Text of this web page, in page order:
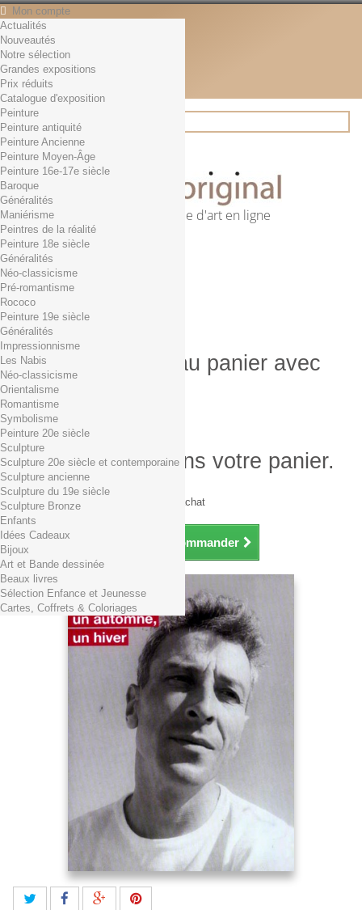
Mon compte
Contact
Français
English
Français
Actualités
Rechercher
Première librairie d'art en ligne
Panier (vide)
Aucun produit
0,01€ dès 29€ d'achat
0,00 € Total
Commander
Produit ajouté au panier avec
succès
Quantité
Total
Il y a 1 produit dans votre panier.
Total produits TTC
Frais de port TTC
0,01€ dès 29€ d'achat
Total TTC
Continuer mes achats Commander
Actualités
Nouveautés
Notre sélection
Grandes expositions
Prix réduits
Catalogue d'exposition
Peinture
Peinture antiquité
Peinture Ancienne
Peinture Moyen-Âge
Peinture 16e-17e siècle
Baroque
Généralités
Maniérisme
Peintres de la réalité
Peinture 18e siècle
Généralités
Néo-classicisme
Pré-romantisme
Rococo
Peinture 19e siècle
Généralités
Impressionnisme
Les Nabis
Néo-classicisme
Orientalisme
Romantisme
Symbolisme
Peinture 20e siècle
Sculpture
Sculpture 20e siècle et contemporaine
Sculpture ancienne
Sculpture du 19e siècle
Sculpture Bronze
Enfants
Idées Cadeaux
Bijoux
Art et Bande dessinée
Beaux livres
Sélection Enfance et Jeunesse
Cartes, Coffrets & Coloriages